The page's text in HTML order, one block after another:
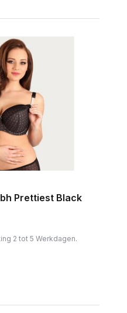
Prettiest Black
2 tot 5 Werkdagen.